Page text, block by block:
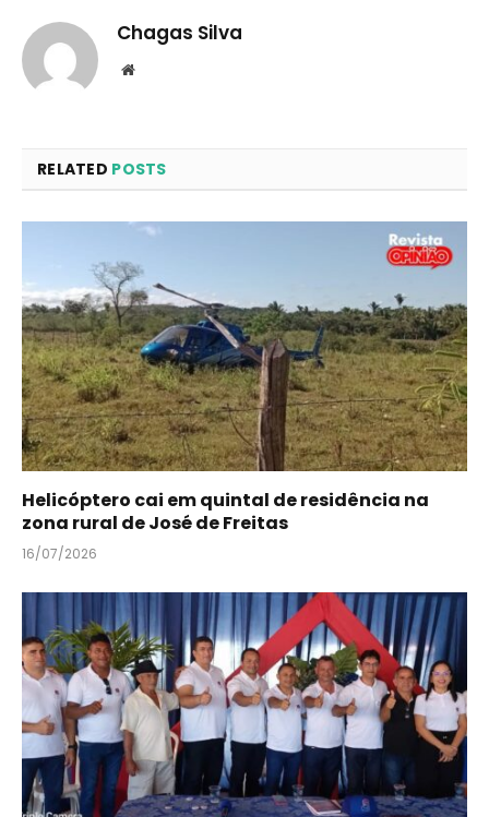
Chagas Silva
Website
RELATED POSTS
Helicóptero cai em quintal de residência na
zona rural de José de Freitas
16/07/2026